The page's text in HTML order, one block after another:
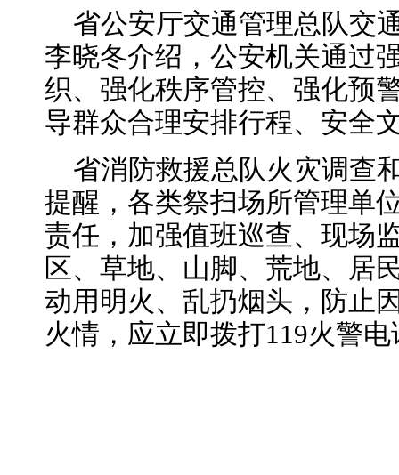
省公安厅交通管理总队交
李晓冬介绍，公安机关通过
织、强化秩序管控、强化预
导群众合理安排行程、安全
省消防救援总队火灾调查
提醒，各类祭扫场所管理单
责任，加强值班巡查、现场
区、草地、山脚、荒地、居
动用明火、乱扔烟头，防止
火情，应立即拨打119火警